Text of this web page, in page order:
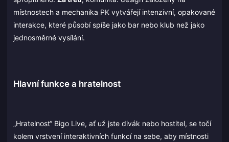
místnostech a mechanika PK vytvářejí intenzivní, opakované
interakce, které působí spíše jako bar nebo klub než jako
jednosměrné vysílání.
Hlavní funkce a hratelnost
„Hratelnost“ Bigo Live, ať už jste divák nebo hostitel, se točí
kolem vrstvení interaktivních funkcí na sebe, aby místnosti